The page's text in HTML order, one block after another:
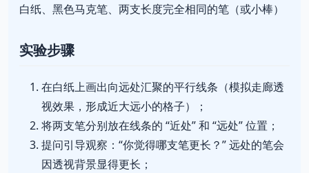
白纸、黑色马克笔、两支长度完全相同的笔（或小棒）
实验步骤
在白纸上画出向远处汇聚的平行线条（模拟走廊透
视效果，形成近大远小的格子）；
将两支笔分别放在线条的 “近处” 和 “远处” 位置；
提问引导观察：“你觉得哪支笔更长？” 远处的笔会
因透视背景显得更长；